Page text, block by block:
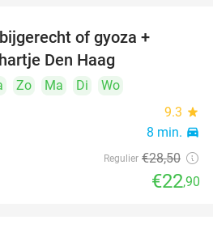
of gyoza +
Den Haag
Zo Ma Di
Wo
9.3 star
8 min. directions_car
Regulier €28,50
€22,90